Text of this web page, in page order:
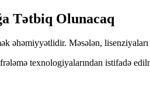
Tətbiq Olunacaq
Məsələn, lisenziyaları
texnologiyalarından istifadə